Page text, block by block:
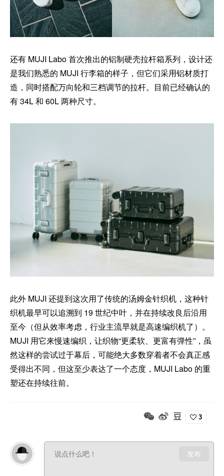
还有 MUJI Labo 首次推出的铝制硬壳拉杆箱系列，设计还
是我们熟悉的 MUJI 行李箱的样子，但它们采用铝材质打
造，同时搭配万向轮和三档调节的拉杆。目前已经确认的
有 34L 和 60L 两种尺寸。
此外 MUJI 还提到这次用了传统的汤姆金针织机，这种针
织机最早可以追溯到 19 世纪中叶，并在持续改良后沿用
至今（但从效率考虑，行业主流早就是高速编织机了）。
MUJI 用它来慢速编织，让织物“更柔软、更富有弹性”，虽
然这样的尝试过于幕后，可能绝大多数穿着者不会真正感
受得出不同，但这至少表达了一个态度，MUJI Labo 的重
塑还在持续往前。
3
发布